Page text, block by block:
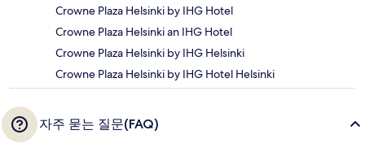
Crowne Plaza Helsinki by IHG Hotel
Crowne Plaza Helsinki an IHG Hotel
Crowne Plaza Helsinki by IHG Helsinki
Crowne Plaza Helsinki by IHG Hotel Helsinki
자주 묻는 질문(FAQ)